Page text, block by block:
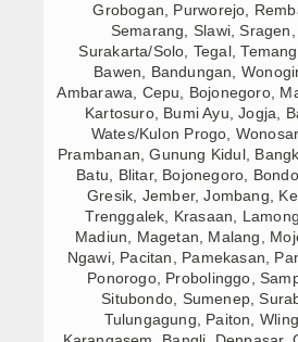
Grobogan, Purworejo,
Semarang, Slawi, Sragen,
Surakarta/Solo, Tegal,
Bawen, Bandungan,
Ambarawa, Cepu, Bojonegoro,
Kartosuro, Bumi Ayu, Jogja,
Wates/Kulon Progo,
Prambanan, Gunung Kidul,
Batu, Blitar, Bojonegoro,
Gresik, Jember, Jombang,
Trenggalek, Krasaan,
Madiun, Magetan, Malang,
Ngawi, Pacitan, Pamekasan,
Ponorogo, Probolinggo,
Situbondo, Sumenep,
Tulungagung, Paiton,